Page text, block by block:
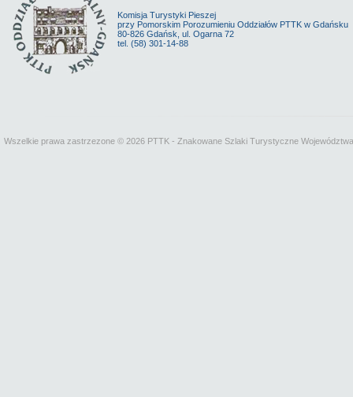
Komisja Turystyki Pieszej
przy Pomorskim Porozumieniu Oddziałów PTTK w Gdańsku
80-826 Gdańsk, ul. Ogarna 72
tel. (58) 301-14-88
Wszelkie prawa zastrzezone © 2026 PTTK - Znakowane Szlaki Turystyczne